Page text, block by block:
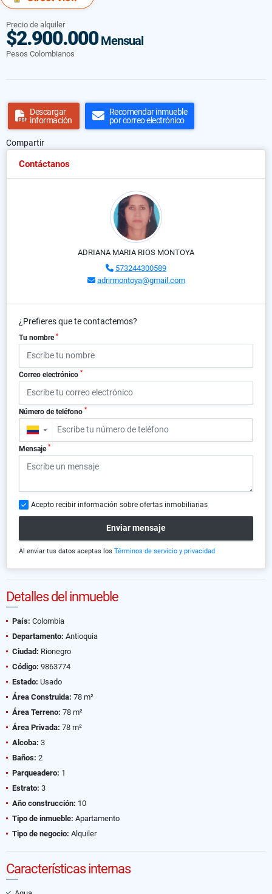
Precio de alquiler
$2.900.000Mensual
Pesos Colombianos
Descargar
información
Recomendar inmueble
por correo electrónico
Compartir
Contáctanos
ADRIANA MARIA RIOS MONTOYA
573244300589
adrirmontoya@gmail.com
¿Prefieres que te contactemos?
Tu nombre *
Correo electrónico *
Número de teléfono *
▼
Mensaje *
Acepto recibir información sobre ofertas inmobiliarias
Enviar mensaje
Al enviar tus datos aceptas los Términos de servicio y privacidad
Detalles del inmueble
País: Colombia
Departamento: Antioquia
Ciudad: Rionegro
Código: 9863774
Estado: Usado
Área Construida: 78 m²
Área Terreno: 78 m²
Área Privada: 78 m²
Alcoba: 3
Baños: 2
Parqueadero: 1
Estrato: 3
Año construcción: 10
Tipo de inmueble: Apartamento
Tipo de negocio: Alquiler
Características internas